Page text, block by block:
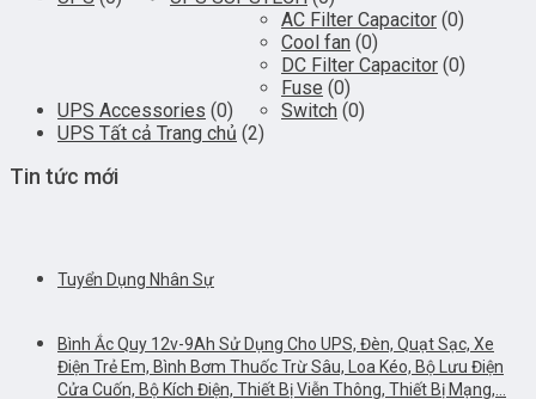
UPS Accessories (0)
AC Filter Capacitor (0)
Cool fan (0)
DC Filter Capacitor (0)
Fuse (0)
Switch (0)
UPS Tất cả Trang chủ (2)
Tin tức mới
Tuyển Dụng Nhân Sự
Bình Ắc Quy 12v-9Ah Sử Dụng Cho UPS, Đèn, Quạt Sạc, Xe
Điện Trẻ Em, Bình Bơm Thuốc Trừ Sâu, Loa Kéo, Bộ Lưu Điện
Cửa Cuốn, Bộ Kích Điện, Thiết Bị Viễn Thông, Thiết Bị Mạng,…